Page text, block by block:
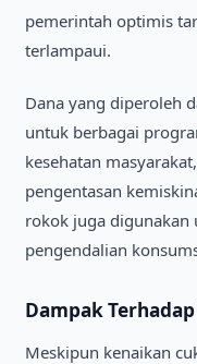
pemerintah optimis
terlampaui.
Dana yang diperoleh
untuk berbagai
kesehatan
pengentasan
rokok juga
pengendalian
Dampak
Meskipun kenaikan